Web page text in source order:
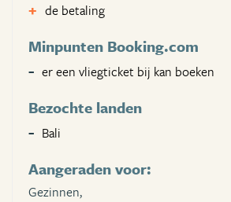
de betaling
Minpunten Booking.com
er een vliegticket bij kan boeken
Bezochte landen
Bali
Aangeraden voor:
Gezinnen,